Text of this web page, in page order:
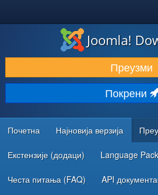
ПРЕУЗИМАЊЕ И ПРОШИРЕЊА
ОТКРИЈТЕ И НАУЧИТЕ
ЗАЈЕДНИЦА И ПОДРШКА
РЕСУРСИ ЗА РАЗВОЈ
Joomla!
Преузми
Покрени
Почетна Најновија верзија
Екстензије (додаци) Language
Честа питања (FAQ) API